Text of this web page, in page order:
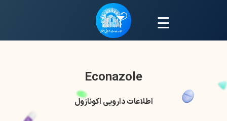
☰
Econazole
اطلاعات دارویی اکونازول